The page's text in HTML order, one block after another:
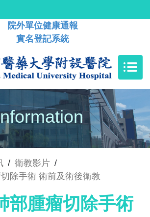
院外單位健康通報
實名登記系統
/ 衛教影片 /
除手術 術前及術後衛教
部腫瘤切除手術